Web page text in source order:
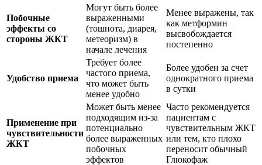
Побочные
эффекты со
стороны ЖКТ
Могут быть более
выраженными
(тошнота, диарея,
метеоризм) в
начале лечения
Менее выражены, так
как метформин
высвобождается
постепенно
Удобство приема
Требует более
частого приема,
что может быть
менее удобно
Более удобен за счет
однократного приема
в сутки
Применение при
чувствительности
ЖКТ
Может быть менее
подходящим из-за
потенциально
более выраженных
побочных
эффектов
Часто рекомендуется
пациентам с
чувствительным ЖКТ
или тем, кто плохо
переносит обычный
Глюкофаж